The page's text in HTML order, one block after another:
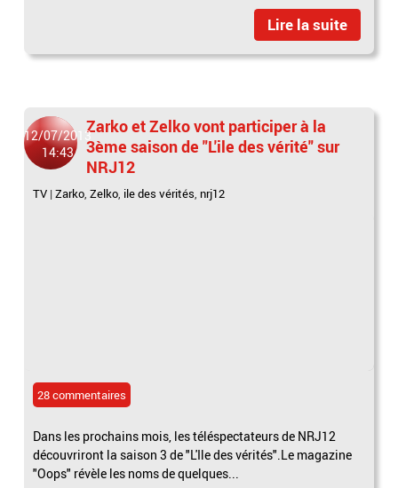
Lire la suite
12/07/2013
14:43
Zarko et Zelko vont participer à la
3ème saison de "L'ile des vérité" sur
NRJ12
TV |Zarko,Zelko, ile des vérités, nrj12
28 commentaires
Dans les prochains mois, les téléspectateurs de NRJ12
découvriront la saison 3 de "L'Ile des vérités".Le magazine
"Oops" révèle les noms de quelques...